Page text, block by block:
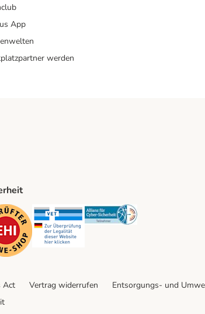
App
werden
Security Security Security
Act Vertrag widerrufen Entsorgungs- und